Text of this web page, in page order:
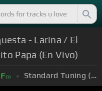
- Larina / El
Papa (En Vivo)
Fm Standard Tuning (EADGBE)